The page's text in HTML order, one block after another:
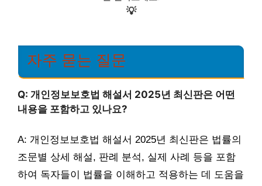
💡
자주 묻는 질문
Q: 개인정보보호법 해설서 2025년 최신판은 어떤
내용을 포함하고 있나요?
A: 개인정보보호법 해설서 2025년 최신판은 법률의
조문별 상세 해설, 판례 분석, 실제 사례 등을 포함
하여 독자들이 법률을 이해하고 적용하는 데 도움을